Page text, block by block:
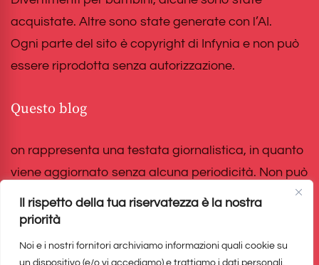
Il rispetto della tua riservatezza è la nostra
priorità
Noi e i nostri fornitori archiviamo informazioni quali cookie su
un dispositivo (e/o vi accediamo) e trattiamo i dati personali,
acquistate. Altre sono state generate con l’AI.
Ogni parte del sito è copyright di Infynia e non può
essere riprodotta senza autorizzazione.
Questo blog
on rappresenta una testata giornalistica, in quanto
viene aggiornato senza alcuna periodicità. Non può
pertanto considerarsi un prodotto editoriale ai
sensi della legge n. 62 del 7/03/2001.
Il network di